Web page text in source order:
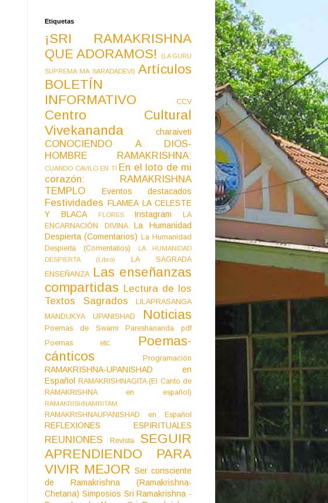
Etiquetas
¡SRI RAMAKRISHNA
QUE ADORAMOS!
(LA GURU
SUPREMA MA SARADADEVI) Artículos
BOLETÍN
INFORMATIVO
CCV
Centro Cultural
Vivekananda
charaiveti
CONOCIENDO A DIOS-
HOMBRE RAMAKRISHNA:
CUANDO CAVILO EN TI En el loto de mi
corazón: RAMAKRISHNA
TEMPLO
Eventos destacados
Festividades FLAMEA LA CELESTE
Y BLACA
FLORES Instagram
LA
ENCARNACIÓN DIVINA
La Humanidad
Despierta (Comentarios)
La Humanidad
Despierta (Comentatios)
LA HUMANIDAD
DESPIERTA (Libro)
LA SAGRADA
ENSEÑANZA Las enseñanzas
compartidas Lectura de los
Textos Sagrados
LILAPRASANGA
MANDUKYA UPANISHAD
Noticias
Poemas de Swami Pareshananda pdf
Poemas etc.
Poemas-
cánticos
Programación
RAMAKRISHNA-UPANISHAD en
Español
RAMAKRISHNAGITA (El Canto de
RAMAKRISHNA en español)
RAMAKRISHNAMRITAM
RAMAKRISHNAUPANISHAD en Español
REFLEXIONES ESPIRITUALES
REUNIONES Revista
SEGUIR
APRENDIENDO PARA
VIVIR MEJOR Ser consciente
de Ramakrishna (Ramakrishna-
Chetana) Simposios Sri Ramakrishna -